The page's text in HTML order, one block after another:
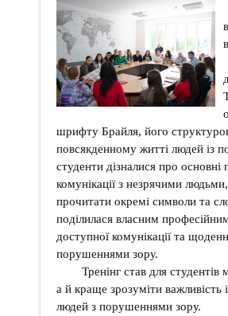
шрифту Брайля, його
повсякденному житті людей із
студенти дізналися про
комунікації з незрячими
прочитати окремі символи та
поділилася власним
доступної комунікації та
порушеннями зору.
Тренінг став для
а й краще зрозуміти важливість
людей з порушеннями зору.